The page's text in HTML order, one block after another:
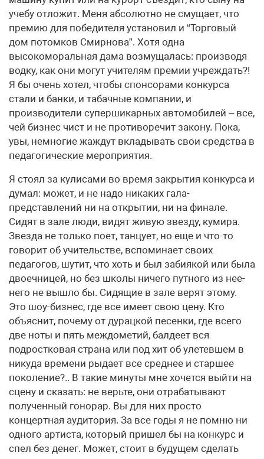
учебу отложит. Меня абсолютно не смущает, что
премию для победителя установил и “Торговый
дом потомков Смирнова”. Хотя одна
высокоморальная дама возмущалась: производя
водку, как они могут учителям премии учреждать?!
Я бы очень хотел, чтобы спонсорами конкурса
стали и банки, и табачные компании, и
производители супершикарных автомобилей – все,
чей бизнес чист и не противоречит закону. Пока,
увы, немногие жаждут вкладывать свои средства в
педагогические мероприятия.
Я стоял за кулисами во время закрытия конкурса и
думал: может, и не надо никаких гала-
представлений ни на открытии, ни на финале.
Сидят в зале люди, видят живую звезду, кумира.
Звезда не только поет, танцует, но еще и что-то
говорит об учительстве, вспоминает своих
педагогов, шутит, что хоть и был забиякой или была
двоечницей, но без школы ничего путного из нее-
него не вышло бы. Сидящие в зале верят этому.
Это шоу-бизнес, где все имеет свою цену. Кто
объяснит, почему от дурацкой песенки, где всего
две ноты и пять междометий, балдеет вся
подростковая страна или под хит об улетевшем в
никуда времени рыдает все среднее и старшее
поколение?.. В такие минуты мне хочется выйти на
сцену и сказать: не верьте, они отрабатывают
полученный гонорар. Вы для них просто
концертная аудитория. За все годы я не помню ни
одного артиста, который пришел бы на конкурс и
спел без денег. Может, стоит в будущем сделать